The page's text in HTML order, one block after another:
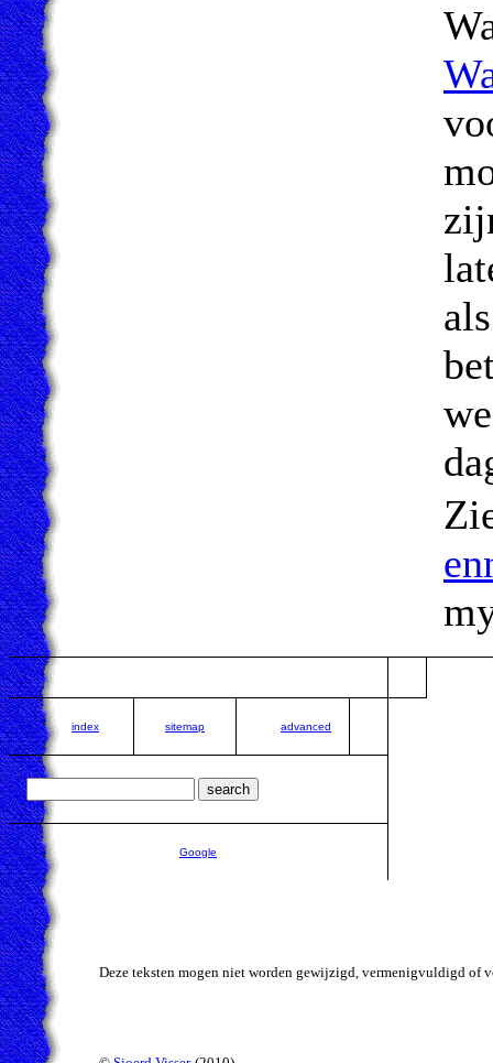
index sitemap advanced
Google
Deze teksten mogen niet worden gewijzigd, vermenigvuldigd of